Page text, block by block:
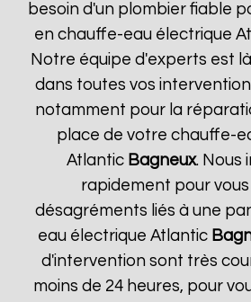
besoin d'un plombier fiable
en chauffe-eau électrique
Notre équipe d'experts est
dans toutes vos
notamment pour la
place de votre chauffe-
Atlantic Bagneux. Nous
rapidement pour
désagréments liés à une
eau électrique Atlantic
d'intervention sont très
moins de 24 heures, pour